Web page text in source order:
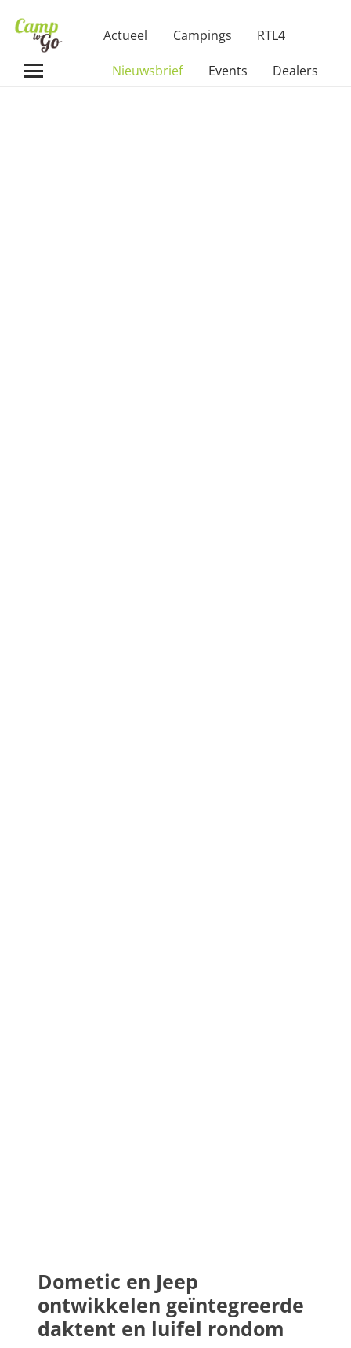
Actueel Campings RTL4
Nieuwsbrief Events Dealers
Dometic en Jeep
ontwikkelen geïntegreerde
daktent en luifel rondom